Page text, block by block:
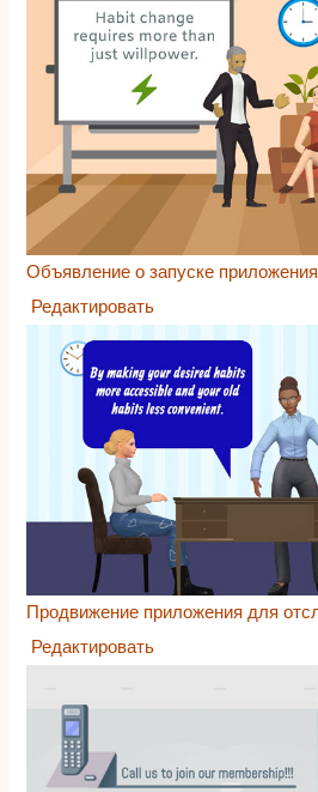
Объявление о запуске
Редактировать
Продвижение приложения для
Редактировать